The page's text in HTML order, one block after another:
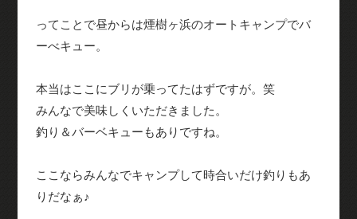
ってことで昼からは煙樹ヶ浜のオートキャンプでバ
ーべキュー。
本当はここにブリが乗ってたはずですが。笑
みんなで美味しくいただきました。
釣り＆バーベキューもありですね。
ここならみんなでキャンプして時合いだけ釣りもあ
りだなぁ♪